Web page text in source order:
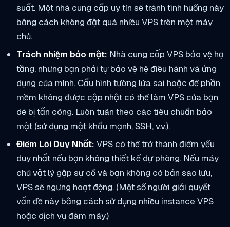
suất. Một nhà cung cấp uy tín sẽ tránh tình huống này
bằng cách không đặt quá nhiều VPS trên một máy
chủ.
Trách nhiệm bảo mật: Nhà cung cấp VPS bảo vệ hạ
tầng, nhưng bạn phải tự bảo vệ hệ điều hành và ứng
dụng của mình. Cấu hình tường lửa sai hoặc để phần
mềm không được cập nhật có thể làm VPS của bạn
dễ bị tấn công. Luôn tuân theo các tiêu chuẩn bảo
mật (sử dụng mật khẩu mạnh, SSH, v.v.).
Điểm Lỗi Duy Nhất: VPS có thể trở thành điểm yếu
duy nhất nếu bạn không thiết kế dự phòng. Nếu máy
chủ vật lý gặp sự cố và bạn không có bản sao lưu,
VPS sẽ ngưng hoạt động. (Một số người giải quyết
vấn đề này bằng cách sử dụng nhiều instance VPS
hoặc dịch vụ đám mây.)